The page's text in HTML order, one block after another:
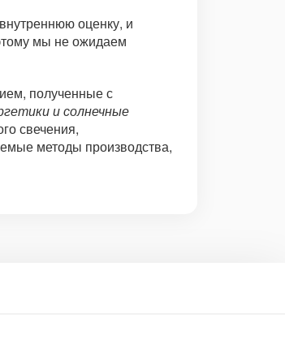
оценку, и
мы не ожидаем
полученные с
и солнечные
свечения,
методы производства,